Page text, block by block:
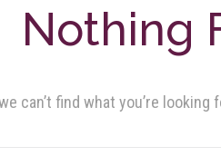
Nothing
can’t find what you’re